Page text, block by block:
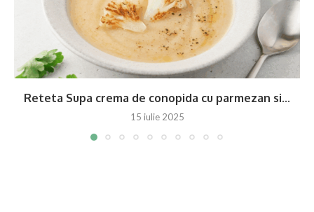
Reteta Supa crema de conopida cu parmezan si...
15 iulie 2025